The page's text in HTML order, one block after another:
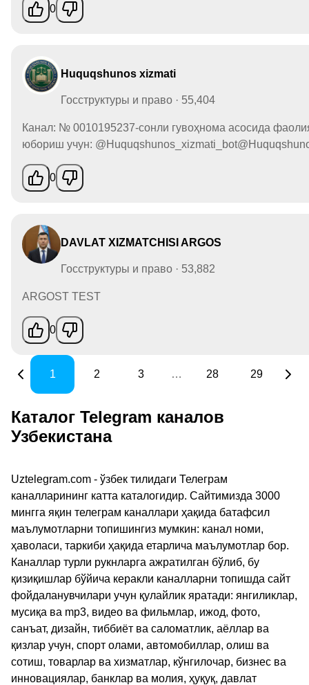
0
Huquqshunos xizmati
Госструктуры и право · 55,404
Канал: № 0010195237-сонли гувоҳнома асосида
юбориш учун:
0
DAVLAT XIZMATCHISI ARGOS
Госструктуры и право · 53,882
ARGOST TEST
0
1 2 3 … 28 29
Каталог Telegram каналов
Узбекистана
Uztelegram.com - ўзбек тилидаги Телеграм
каналларининг катта каталогидир. Сайтимизда 3000
мингга яқин телеграм каналлари ҳақида батафсил
маълумотларни топишингиз мумкин: канал номи,
ҳаволаси, таркиби ҳақида етарлича маълумотлар бор.
Каналлар турли рукнларга ажратилган бўлиб, бу
қизиқишлар бўйича керакли каналларни топишда сайт
фойдаланувчилари учун қулайлик яратади: янгиликлар,
мусиқа ва mp3, видео ва фильмлар, ижод, фото,
санъат, дизайн, тиббиёт ва саломатлик, аёллар ва
қизлар учун, спорт олами, автомобиллар, олиш ва
сотиш, товарлар ва хизматлар, кўнгилочар, бизнес ва
инновациялар, банклар ва молия, ҳуқуқ, давлат